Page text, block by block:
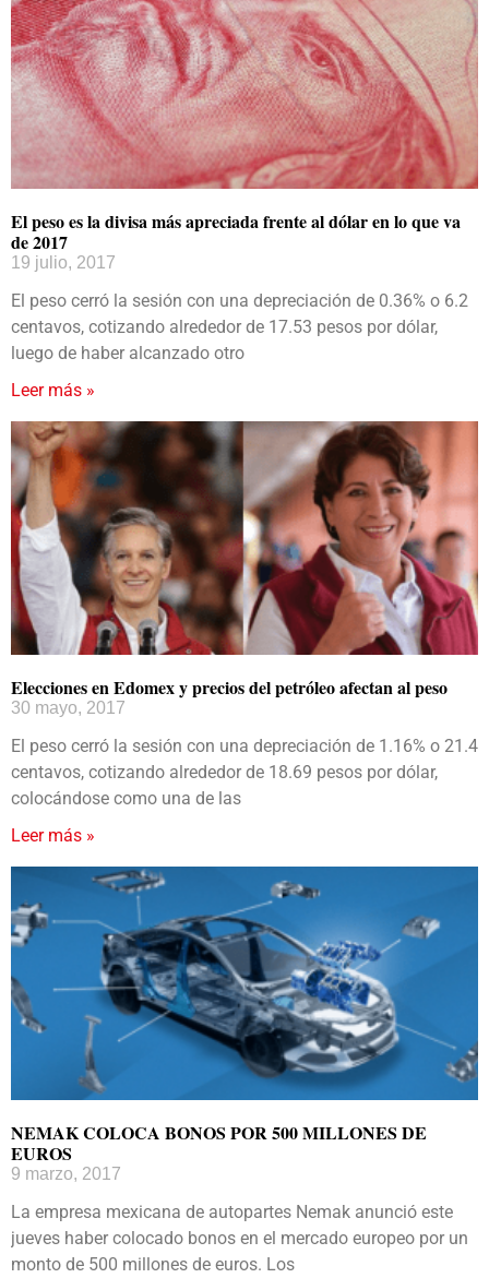
El peso es la divisa más apreciada frente al dólar en lo que va
de 2017
19 julio, 2017
El peso cerró la sesión con una depreciación de 0.36% o 6.2
centavos, cotizando alrededor de 17.53 pesos por dólar,
luego de haber alcanzado otro
Leer más »
Elecciones en Edomex y precios del petróleo afectan al peso
30 mayo, 2017
El peso cerró la sesión con una depreciación de 1.16% o 21.4
centavos, cotizando alrededor de 18.69 pesos por dólar,
colocándose como una de las
Leer más »
NEMAK COLOCA BONOS POR 500 MILLONES DE
EUROS
9 marzo, 2017
La empresa mexicana de autopartes Nemak anunció este
jueves haber colocado bonos en el mercado europeo por un
monto de 500 millones de euros. Los